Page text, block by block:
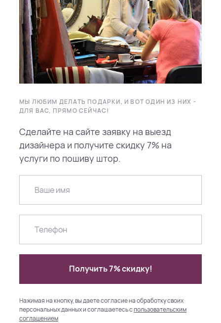
МЫ ЛЮБИМ ДЕЛАТЬ ПОДАРКИ, И ВОТ ОДИН ИЗ НИХ -
ДЛЯ ВАС, ПРЯМО СЕЙЧАС!
Сделайте на сайте заявку на выезд
дизайнера и получите скидку 7% на
услуги по пошиву штор.
Получить 7% скидку!
Нажимая на кнопку, вы даете согласие на обработку своих
персональных данных и соглашаетесь спользовательским
соглашением